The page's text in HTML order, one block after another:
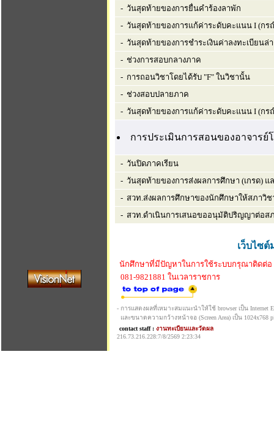
- วันสุดท้ายของการยื่นคำร้องลาพัก
- วันสุดท้ายของการแก้ค่าระดับคะแนน I (กร
- วันสุดท้ายของการชำระเงินค่าลงทะเบียนล่
- ช่วงการสอบกลางภาค
- การถอนวิชาโดยได้รับ "F" ในวิชานั้น
- ช่วงสอบปลายภาค
- วันสุดท้ายของการแก้ค่าระดับคะแนน I (กร
การประเมินการสอนของอาจารย์
- วันปิดภาคเรียน
- วันสุดท้ายของการส่งผลการศึกษา (เกรด)
- สวท.ส่งผลการศึกษาของนักศึกษาให้สภาวิ
- สวท.ดำเนินการเสนอขออนุมัติปริญญาต่อส
เว็บไซ
นักศึกษาที่มีปัญหาในการใช้ระบบกรุณาติดต่อ
081-9821881 ในเวลาราชการ
- การแสดงผลที่เหมาะสมแนะนำให้ใช้ browser เป็น Internet
และขนาดความกว้างหน้าจอ (Screen Area) เป็น 1024x768
contact staff : งานทะเบียนและวัดผล
216.73.216.228:7/8/2569 2:23:34